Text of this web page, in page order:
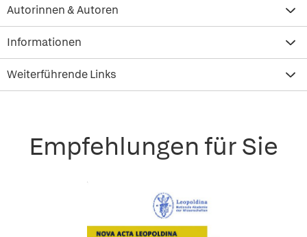
Autorinnen & Autoren
Informationen
Weiterführende Links
Empfehlungen für Sie